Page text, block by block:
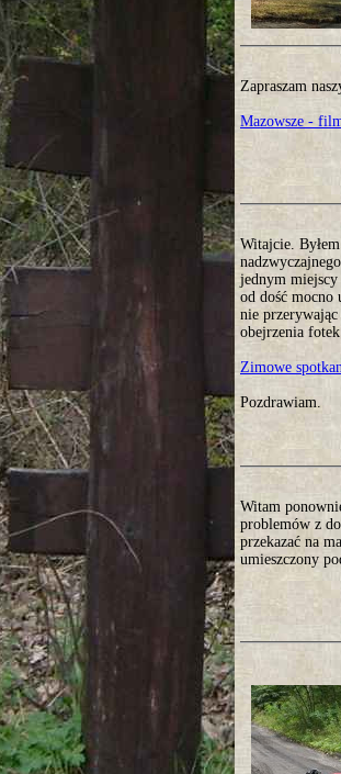
Zapraszam
Mazowsze -
Witajcie.
jednym miejscy
od dość mocno
nie
obejrzenia
Zimowe
Pozdrawiam.
Witam
problemów z
przekazać na
umieszczony